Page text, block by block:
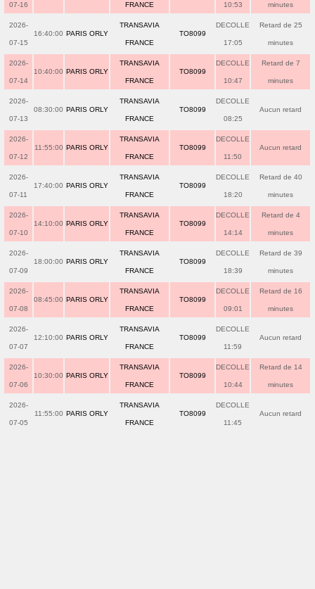
07-16 FRANCE 10:53 minutes
2026-
07-15
16:40:00 PARIS ORLY
TRANSAVIA
FRANCE
TO8099
DECOLLE
17:05
Retard de 25
minutes
2026-
07-14
10:40:00 PARIS ORLY
TRANSAVIA
FRANCE
TO8099
DECOLLE
10:47
Retard de 7
minutes
2026-
07-13
08:30:00 PARIS ORLY
TRANSAVIA
FRANCE
TO8099
DECOLLE
08:25
Aucun retard
2026-
07-12
11:55:00 PARIS ORLY
TRANSAVIA
FRANCE
TO8099
DECOLLE
11:50
Aucun retard
2026-
07-11
17:40:00 PARIS ORLY
TRANSAVIA
FRANCE
TO8099
DECOLLE
18:20
Retard de 40
minutes
2026-
07-10
14:10:00 PARIS ORLY
TRANSAVIA
FRANCE
TO8099
DECOLLE
14:14
Retard de 4
minutes
2026-
07-09
18:00:00 PARIS ORLY
TRANSAVIA
FRANCE
TO8099
DECOLLE
18:39
Retard de 39
minutes
2026-
07-08
08:45:00 PARIS ORLY
TRANSAVIA
FRANCE
TO8099
DECOLLE
09:01
Retard de 16
minutes
2026-
07-07
12:10:00 PARIS ORLY
TRANSAVIA
FRANCE
TO8099
DECOLLE
11:59
Aucun retard
2026-
07-06
10:30:00 PARIS ORLY
TRANSAVIA
FRANCE
TO8099
DECOLLE
10:44
Retard de 14
minutes
2026-
07-05
11:55:00 PARIS ORLY
TRANSAVIA
FRANCE
TO8099
DECOLLE
11:45
Aucun retard